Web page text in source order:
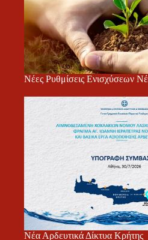
Νέες Ρυθμίσεις Ενισχύσεων
Νέα Αρδευτικά Δίκτυα Κρήτης